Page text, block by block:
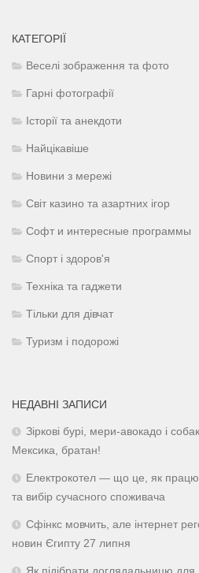
КАТЕГОРІЇ
Веселі зображення та фото
Гарні фотографії
Історії та анекдоти
Найцікавіше
Новини з мережі
Світ казино та азартних ігор
Софт и интересные программы
Спорт і здоров'я
Техніка та гаджети
Тільки для дівчат
Туризм і подорожі
НЕДАВНІ ЗАПИСИ
Зіркові бурі, мери-авокадо і
Мексика, братан!
Електрокотел — що це, як
та вибір сучасного споживача
Сфінкс мовчить, але інтернет
новин Єгипту 27 липня